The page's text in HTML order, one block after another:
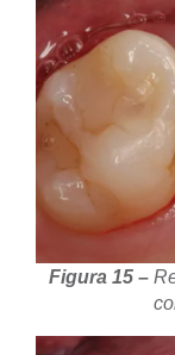
Figura 15 –